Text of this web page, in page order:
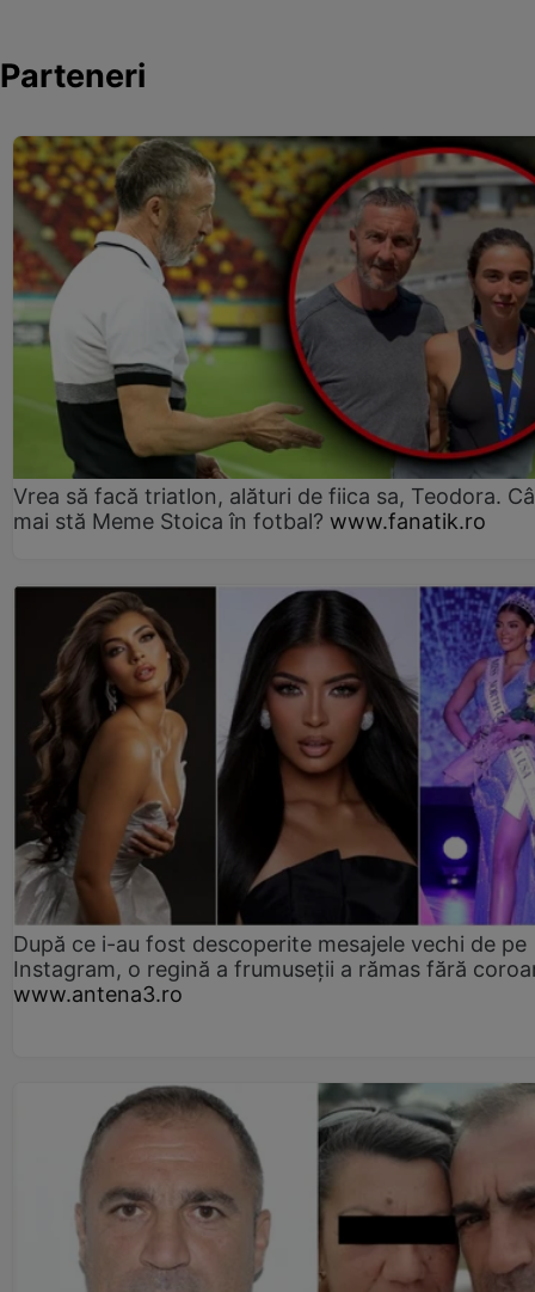
Parteneri
Vrea să facă triatlon, alături de fiica sa, Teodora.
mai stă Meme Stoica în fotbal? www.fanatik.ro
După ce i-au fost descoperite mesajele vechi de pe
Instagram, o regină a frumuseții a rămas fără
www.antena3.ro